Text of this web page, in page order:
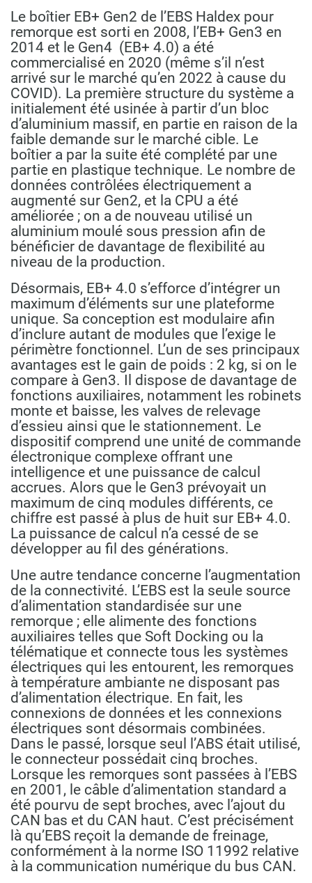
Le boîtier EB+ Gen2 de l’EBS Haldex pour
remorque est sorti en 2008, l’EB+ Gen3 en
2014 et le Gen4 (EB+ 4.0) a été
commercialisé en 2020 (même s’il n’est
arrivé sur le marché qu’en 2022 à cause du
COVID). La première structure du système a
initialement été usinée à partir d’un bloc
d’aluminium massif, en partie en raison de la
faible demande sur le marché cible. Le
boîtier a par la suite été complété par une
partie en plastique technique. Le nombre de
données contrôlées électriquement a
augmenté sur Gen2, et la CPU a été
améliorée ; on a de nouveau utilisé un
aluminium moulé sous pression afin de
bénéficier de davantage de flexibilité au
niveau de la production.
Désormais, EB+ 4.0 s’efforce d’intégrer un
maximum d’éléments sur une plateforme
unique. Sa conception est modulaire afin
d’inclure autant de modules que l’exige le
périmètre fonctionnel. L’un de ses principaux
avantages est le gain de poids : 2 kg, si on le
compare à Gen3. Il dispose de davantage de
fonctions auxiliaires, notamment les robinets
monte et baisse, les valves de relevage
d’essieu ainsi que le stationnement. Le
dispositif comprend une unité de commande
électronique complexe offrant une
intelligence et une puissance de calcul
accrues. Alors que le Gen3 prévoyait un
maximum de cinq modules différents, ce
chiffre est passé à plus de huit sur EB+ 4.0.
La puissance de calcul n’a cessé de se
développer au fil des générations.
Une autre tendance concerne l’augmentation
de la connectivité. L’EBS est la seule source
d’alimentation standardisée sur une
remorque ; elle alimente des fonctions
auxiliaires telles que Soft Docking ou la
télématique et connecte tous les systèmes
électriques qui les entourent, les remorques
à température ambiante ne disposant pas
d’alimentation électrique. En fait, les
connexions de données et les connexions
électriques sont désormais combinées.
Dans le passé, lorsque seul l’ABS était utilisé,
le connecteur possédait cinq broches.
Lorsque les remorques sont passées à l’EBS
en 2001, le câble d’alimentation standard a
été pourvu de sept broches, avec l’ajout du
CAN bas et du CAN haut. C’est précisément
là qu’EBS reçoit la demande de freinage,
conformément à la norme ISO 11992 relative
à la communication numérique du bus CAN.